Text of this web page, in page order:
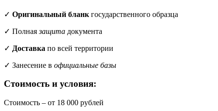
✓ Оригинальный бланк государственного образца
✓ Полнаязащита документа
✓ Доставка по всей территории
✓ Занесение в официальные базы
Стоимость и условия:
Стоимость – от 18 000 рублей